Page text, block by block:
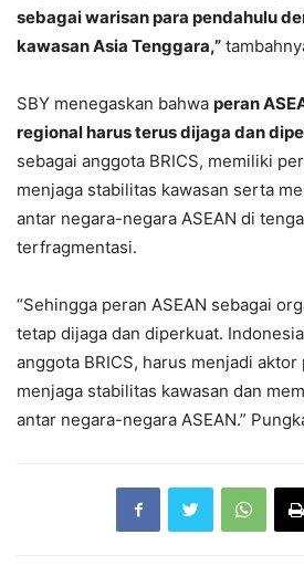
sebagai warisan para pendahulu
kawasan Asia Tenggara,”
SBY menegaskan bahwa peran
regional harus terus dijaga dan
sebagai anggota BRICS, memiliki
menjaga stabilitas kawasan serta
antar negara-negara ASEAN di
terfragmentasi.
“Sehingga peran ASEAN sebagai
tetap dijaga dan diperkuat.
anggota BRICS, harus menjadi aktor
menjaga stabilitas kawasan dan
antar negara-negara ASEAN.”